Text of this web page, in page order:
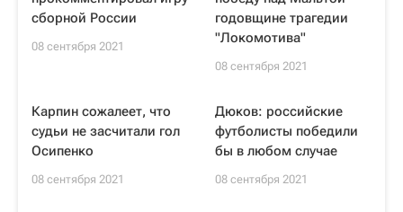
сборной России
08 сентября 2021
годовщине трагедии
"Локомотива"
08 сентября 2021
Карпин сожалеет, что
судьи не засчитали гол
Осипенко
08 сентября 2021
Дюков: российские
футболисты победили
бы в любом случае
08 сентября 2021